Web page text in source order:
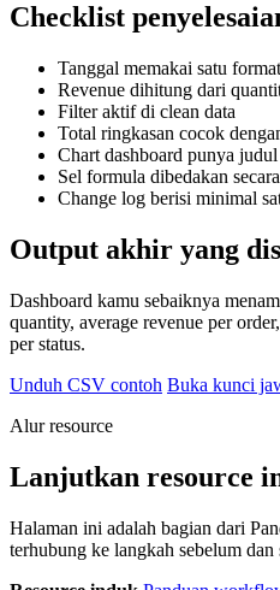
Checklist
Tanggal memakai satu
Revenue dihitung dari
Filter aktif di clean data
Total ringkasan cocok
Chart dashboard punya
Sel formula dibedakan
Change log berisi minimal
Output akhir yang
Dashboard kamu sebaiknya
quantity, average revenue per
per status.
Unduh CSV contoh Buka kunci
Alur resource
Lanjutkan resource
Halaman ini adalah bagian dari
terhubung ke langkah sebelum dan